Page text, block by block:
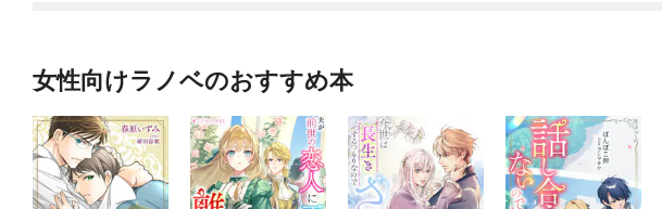
女性向けラノベのおすすめ本